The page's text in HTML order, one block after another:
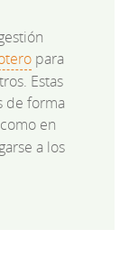
para
Estas
de forma
como en
a los